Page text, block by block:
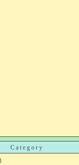
Category